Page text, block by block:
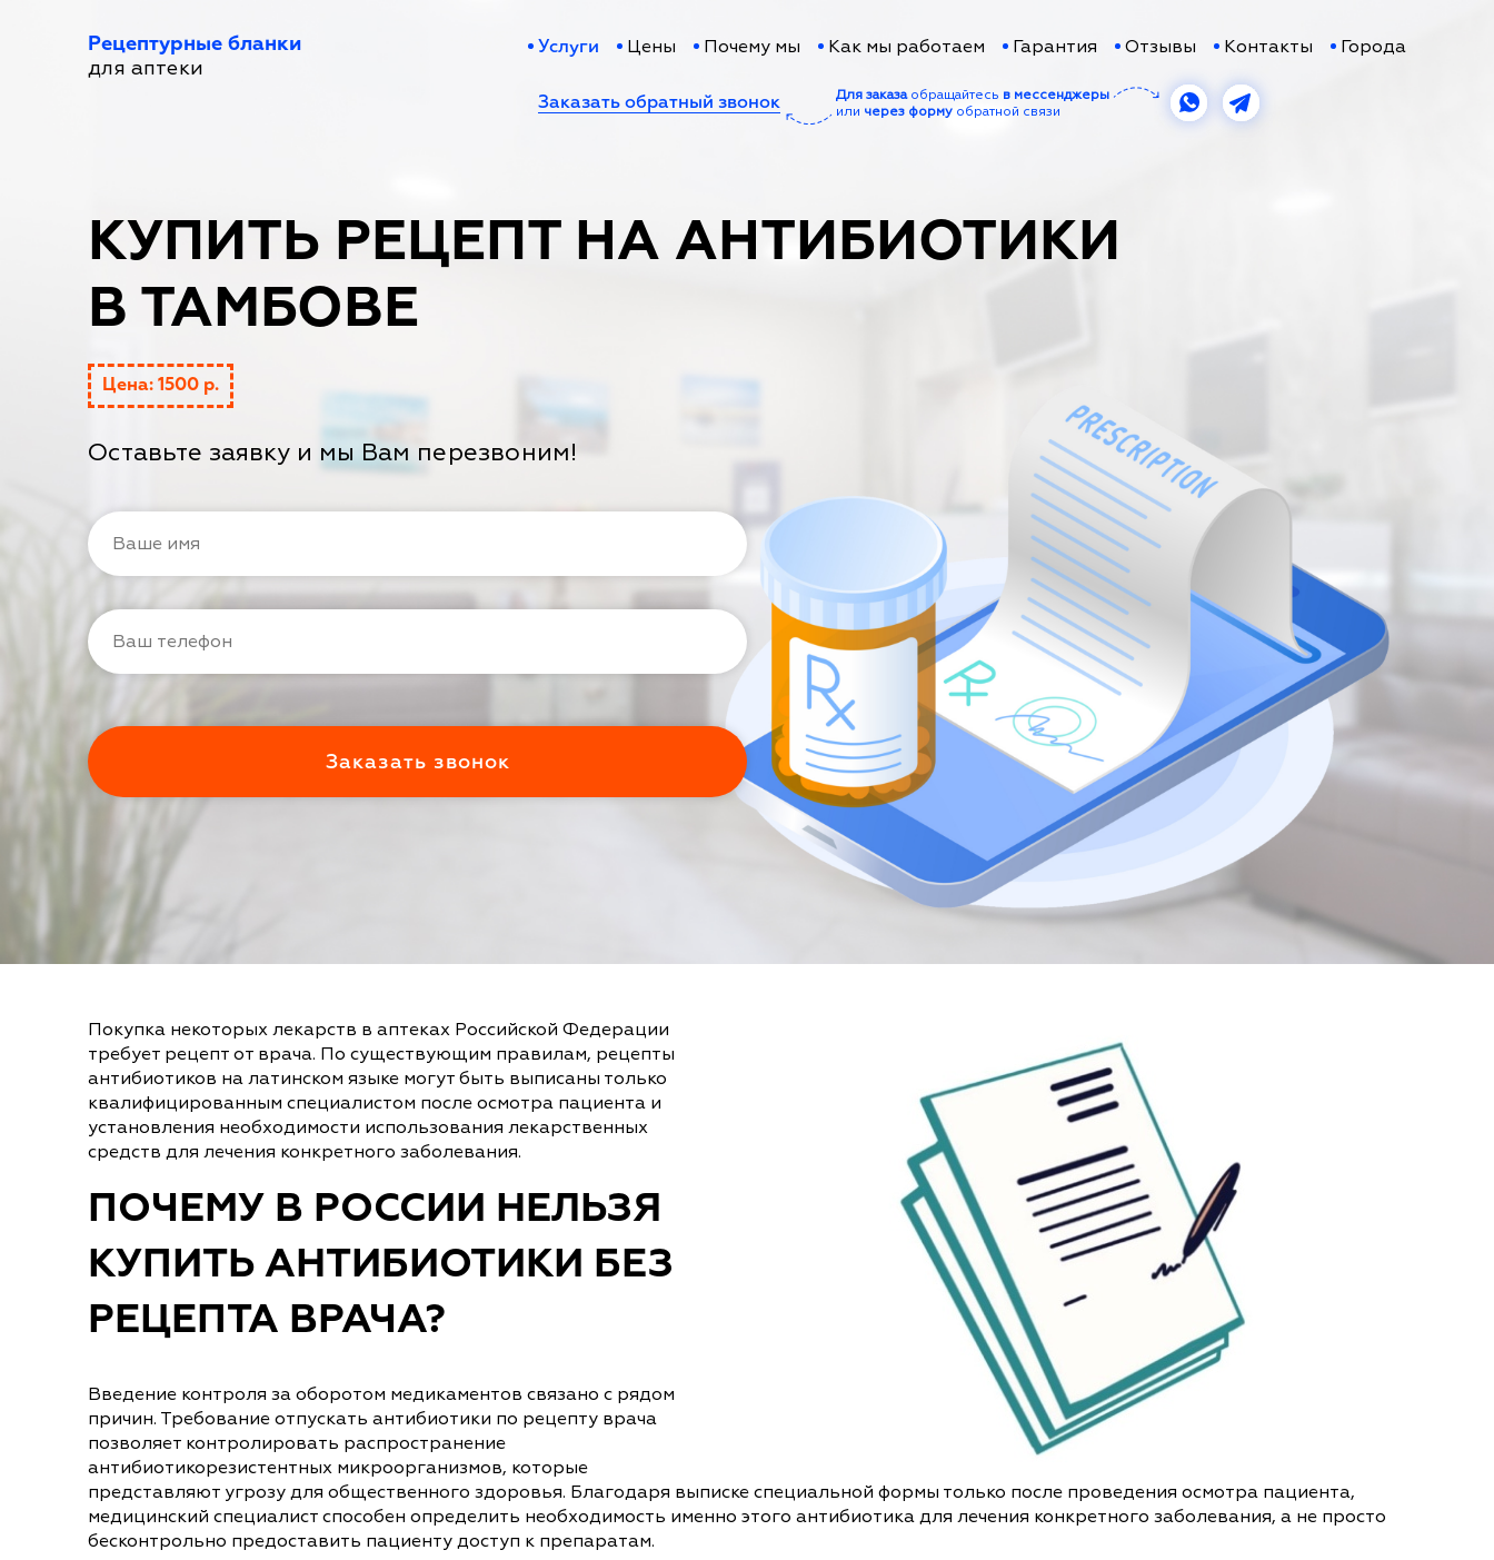
Рецептурные бланки
для аптеки
Услуги Цены Почему мы Как мы работаем Гарантия Отзывы Контакты Города
Заказать обратный звонок Для заказаобращайтесь в мессенджеры
или через форму обратной связи
КУПИТЬ РЕЦЕПТ НА АНТИБИОТИКИ
В ТАМБОВЕ
Цена: 1500 р.
Оставьте заявку и мы Вам перезвоним!
Покупка некоторых лекарств в аптеках Российской Федерации
требует рецепт от врача. По существующим правилам, рецепты
антибиотиков на латинском языке могут быть выписаны только
квалифицированным специалистом после осмотра пациента и
установления необходимости использования лекарственных
средств для лечения конкретного заболевания.
ПОЧЕМУ В РОССИИ НЕЛЬЗЯ
КУПИТЬ АНТИБИОТИКИ БЕЗ
РЕЦЕПТА ВРАЧА?
Введение контроля за оборотом медикаментов связано с рядом
причин. Требование отпускать антибиотики по рецепту врача
позволяет контролировать распространение
антибиотикорезистентных микроорганизмов, которые
представляют угрозу для общественного здоровья. Благодаря выписке специальной формы только после проведения осмотра пациента,
медицинский специалист способен определить необходимость именно этого антибиотика для лечения конкретного заболевания, а не просто
бесконтрольно предоставить пациенту доступ к препаратам.